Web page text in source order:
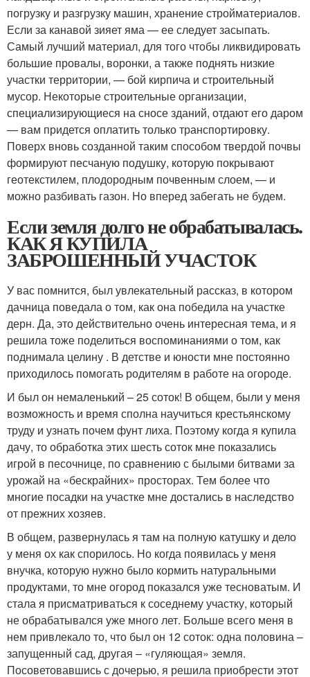
погрузку и разгрузку машин, хранение стройматериалов.
Если за канавой зияет яма — ее следует засыпать.
Самый лучший материал, для того чтобы ликвидировать
большие провалы, воронки, а также поднять низкие
участки территории, — бой кирпича и строительный
мусор. Некоторые строительные организации,
специализирующиеся на сносе зданий, отдают его даром
— вам придется оплатить только транспортировку.
Поверх вновь созданной таким способом твердой почвы
формируют песчаную подушку, которую покрывают
геотекстилем, плодородным почвенным слоем, — и
можно разбивать газон. Но вперед забегать не будем.
Если земля долго не обрабатывалась.
КАК Я КУПИЛА
ЗАБРОШЕННЫЙ УЧАСТОК
У вас помнится, был увлекательный рассказ, в котором
дачница поведала о том, как она победила на участке
дерн. Да, это действительно очень интересная тема, и я
решила тоже поделиться воспоминаниями о том, как
поднимала целину . В детстве и юности мне постоянно
приходилось помогать родителям в работе на огороде.
И был он немаленький – 25 соток! В общем, были у меня
возможность и время сполна научиться крестьянскому
труду и узнать почем фунт лиха. Поэтому когда я купила
дачу, то обработка этих шесть соток мне показались
игрой в песочнице, по сравнению с былыми битвами за
урожай на «бескрайних» просторах. Тем более что
многие посадки на участке мне достались в наследство
от прежних хозяев.
В общем, развернулась я там на полную катушку и дело
у меня ох как спорилось. Но когда появилась у меня
внучка, которую нужно было кормить натуральными
продуктами, то мне огород показался уже тесноватым. И
стала я присматриваться к соседнему участку, который
не обрабатывался уже много лет. Больше всего меня в
нем привлекало то, что был он 12 соток: одна половина –
запущенный сад, другая – «гуляющая» земля.
Посоветовавшись с дочерью, я решила приобрести этот